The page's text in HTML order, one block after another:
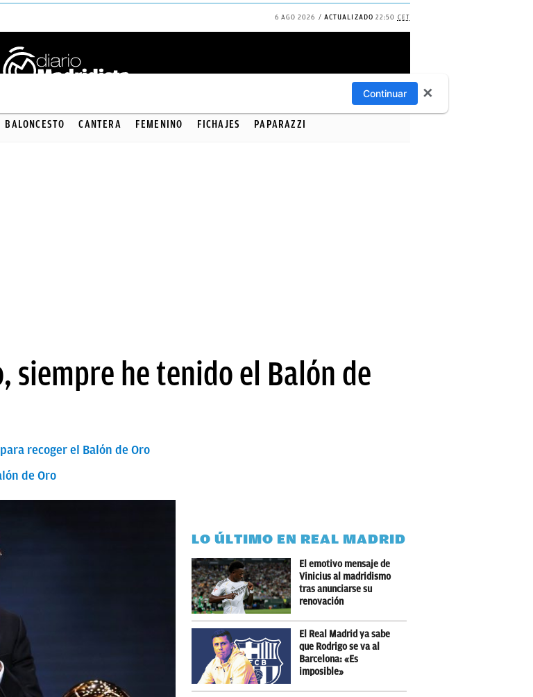
6 AGO 2026 ACTUALIZADO 22:50 CET
BALONCESTO CANTERA FEMENINO FICHAJES PAPARAZZI
siempre he tenido el Balón de
recoger el Balón de Oro
de Oro
LO ÚLTIMO EN REAL MADRID
El emotivo mensaje de
Vinicius al madridismo
tras anunciarse su
renovación
El Real Madrid ya sabe
que Rodrigo se va al
Barcelona: «Es
imposible»
Continuar ✕